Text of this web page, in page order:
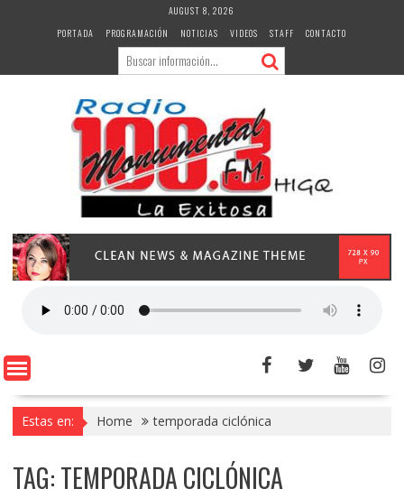
AUGUST 8, 2026
PORTADA
PROGRAMACIÓN NOTICIAS VIDEOS STAFF CONTACTO
Estas en: Home temporada ciclónica
TAG:TEMPORADA CICLÓNICA